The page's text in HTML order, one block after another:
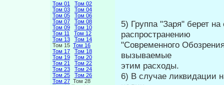
Том 01
Том 02
Том 03
Том 04
Том 05
Том 06
Том 07
Том 08
Том 09
Том 10
Том 11
Том 12
Том 13
Том 14
Том 15 Том 16
Том 17
Том 18
Том 19
Том 20
Том 21
Том 22
Том 23
Том 24
Том 25
Том 26
Том 27 Том 28
5) Группа "Заря" берет
распространению
"Современного
вызываемые
этим расходы.
6) В случае ликвидации